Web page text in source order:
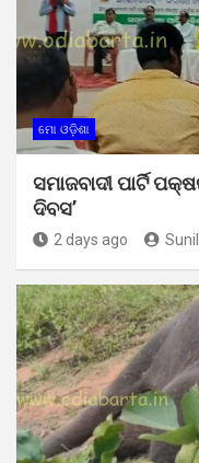
ମୋ ଓଡ଼ିଶା
ସମାଜବାଦୀ ପାର୍ଟି
ଦିବସ’
2 days ago